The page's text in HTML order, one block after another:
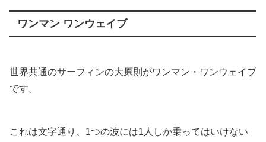
ワンマン ワンウェイブ
世界共通のサーフィンの大原則がワンマン・ワンウェイブ
です。
これは文字通り、1つの波には1人しか乗ってはいけない